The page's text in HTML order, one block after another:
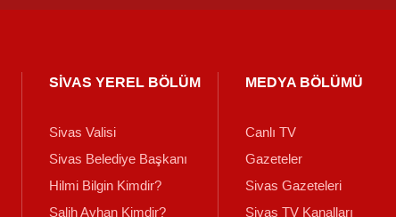
SİVAS YEREL BÖLÜM
Sivas Valisi
Sivas Belediye Başkanı
Hilmi Bilgin Kimdir?
Salih Ayhan Kimdir?
MEDYA BÖLÜMÜ
Canlı TV
Gazeteler
Sivas Gazeteleri
Sivas TV Kanalları